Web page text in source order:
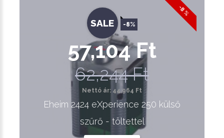
-8 %
SALE -8%
57,104 Ft
62,244 Ft
Nettó ár: 44,964 Ft
Eheim 2424 eXperience 250 külső
szűrő - töltettel